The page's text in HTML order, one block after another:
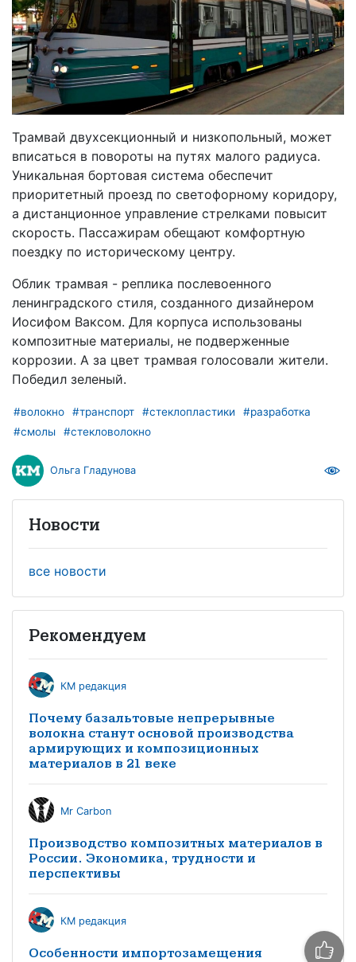
Трамвай двухсекционный и низкопольный, может
вписаться в повороты на путях малого радиуса.
Уникальная бортовая система обеспечит
приоритетный проезд по светофорному коридору,
а дистанционное управление стрелками повысит
скорость. Пассажирам обещают комфортную
поездку по историческому центру.
Облик трамвая - реплика послевоенного
ленинградского стиля, созданного дизайнером
Иосифом Ваксом. Для корпуса использованы
композитные материалы, не подверженные
коррозии. А за цвет трамвая голосовали жители.
Победил зеленый.
#волокно #транспорт #стеклопластики
#разработка
#смолы
#стекловолокно
Ольга Гладунова
Новости
все новости
Рекомендуем
КМ редакция
Почему базальтовые непрерывные
волокна станут основой производства
армирующих и композиционных
материалов в 21 веке
Mr Carbon
Производство композитных материалов в
России. Экономика, трудности и
перспективы
КМ редакция
Особенности импортозамещения